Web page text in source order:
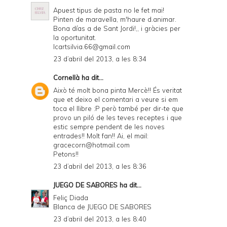
Apuest tipus de pasta no le fet mai!
Pinten de maravella, m'haure d.animar.
Bona días a de Sant Jordi!,, i gràcies per
la oportunitat.
Icartsilvia.66@gmail.com
23 d’abril del 2013, a les 8:34
Cornellà ha dit...
Això té molt bona pinta Mercè!! És veritat
que et deixo el comentari a veure si em
toca el llibre :P però també per dir-te que
provo un piló de les teves receptes i que
estic sempre pendent de les noves
entrades!! Molt fan!! Ai, el mail:
gracecorn@hotmail.com
Petons!!
23 d’abril del 2013, a les 8:36
JUEGO DE SABORES ha dit...
Feliç Diada
Blanca de JUEGO DE SABORES
23 d’abril del 2013, a les 8:40